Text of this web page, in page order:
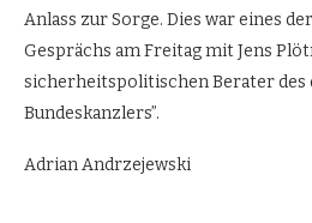
Anlass zur Sorge. Dies war eines
Gesprächs am Freitag mit Jens
sicherheitspolitischen Berater des
Bundeskanzlers”.
Adrian Andrzejewski